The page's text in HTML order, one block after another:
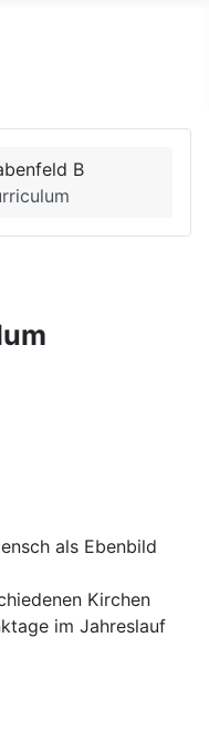
B
als Ebenbild
Kirchen
im Jahreslauf